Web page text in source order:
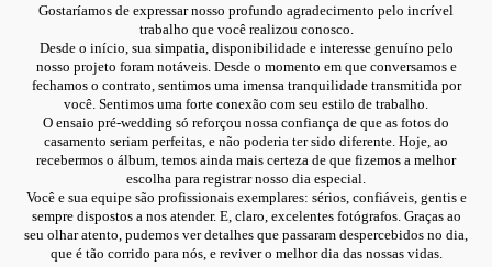
Gostaríamos de expressar nosso profundo agradecimento pelo incrível
trabalho que você realizou conosco.
Desde o início, sua simpatia, disponibilidade e interesse genuíno pelo
nosso projeto foram notáveis. Desde o momento em que conversamos e
fechamos o contrato, sentimos uma imensa tranquilidade transmitida por
você. Sentimos uma forte conexão com seu estilo de trabalho.
O ensaio pré-wedding só reforçou nossa confiança de que as fotos do
casamento seriam perfeitas, e não poderia ter sido diferente. Hoje, ao
recebermos o álbum, temos ainda mais certeza de que fizemos a melhor
escolha para registrar nosso dia especial.
Você e sua equipe são profissionais exemplares: sérios, confiáveis, gentis e
sempre dispostos a nos atender. E, claro, excelentes fotógrafos. Graças ao
seu olhar atento, pudemos ver detalhes que passaram despercebidos no dia,
que é tão corrido para nós, e reviver o melhor dia das nossas vidas.